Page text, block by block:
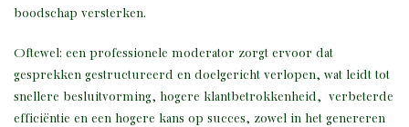
boodschap versterken.
Oftewel: een professionele moderator zorgt ervoor dat
gesprekken gestructureerd en doelgericht verlopen, wat leidt tot
snellere besluitvorming, hogere klantbetrokkenheid, verbeterde
efficiëntie en een hogere kans op succes, zowel in het genereren